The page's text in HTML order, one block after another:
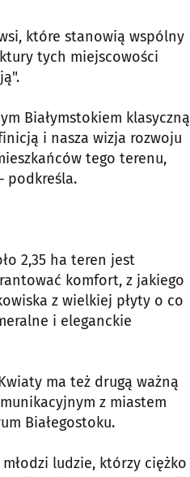
które stanowią wspólny
tych miejscowości
Białymstokiem klasyczną
i nasza wizja rozwoju
tego terenu,
podkreśla.
2,35 ha teren jest
komfort, z jakiego
z wielkiej płyty o co
i eleganckie
ma też drugą ważną
z miastem
Białegostoku.
ludzie, którzy ciężko